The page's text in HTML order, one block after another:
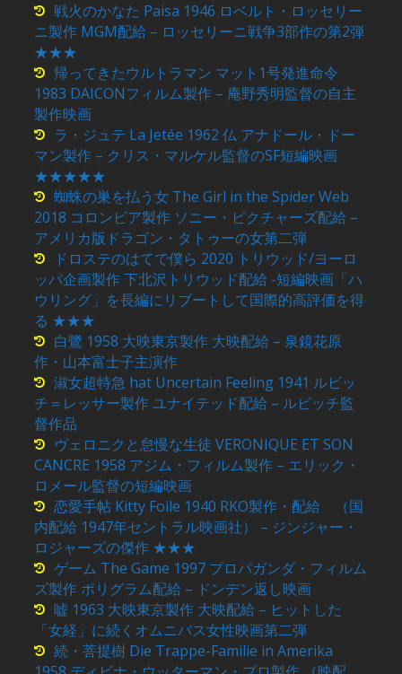
戦火のかなた Paisa 1946 ロベルト・ロッセリー
ニ製作 MGM配給 – ロッセリーニ戦争3部作の第2弾
★★★
帰ってきたウルトラマン マット1号発進命令
1983 DAICONフィルム製作 – 庵野秀明監督の自主
製作映画
ラ・ジュテ La Jetée 1962 仏 アナドール・ドー
マン製作 – クリス・マルケル監督のSF短編映画
★★★★★
蜘蛛の巣を払う女 The Girl in the Spider Web
2018 コロンビア製作 ソニー・ピクチャーズ配給 –
アメリカ版ドラゴン・タトゥーの女第二弾
ドロステのはてで僕ら 2020 トリウッド/ヨーロ
ッパ企画製作 下北沢トリウッド配給 -短編映画「ハ
ウリング」を長編にリブートして国際的高評価を得
る ★★★
白鷺 1958 大映東京製作 大映配給 – 泉鏡花原
作・山本富士子主演作
淑女超特急 hat Uncertain Feeling 1941 ルビッ
チ＝レッサー製作 ユナイテッド配給 – ルビッチ監
督作品
ヴェロニクと怠慢な生徒 VERONIQUE ET SON
CANCRE 1958 アジム・フィルム製作 – エリック・
ロメール監督の短編映画
恋愛手帖 Kitty Foile 1940 RKO製作・配給 （国
内配給 1947年セントラル映画社） – ジンジャー・
ロジャーズの傑作 ★★★
ゲーム The Game 1997 プロパガンダ・フィルム
ズ製作 ポリグラム配給 – ドンデン返し映画
嘘 1963 大映東京製作 大映配給 – ヒットした
「女経」に続くオムニバス女性映画第二弾
続・菩提樹 Die Trappe-Familie in Amerika